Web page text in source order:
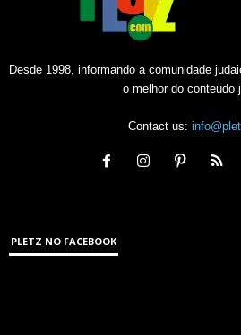
Desde 1998, informando a comunidade
o melhor do conteúdo
Contact us:
PLETZ NO FACEBOOK